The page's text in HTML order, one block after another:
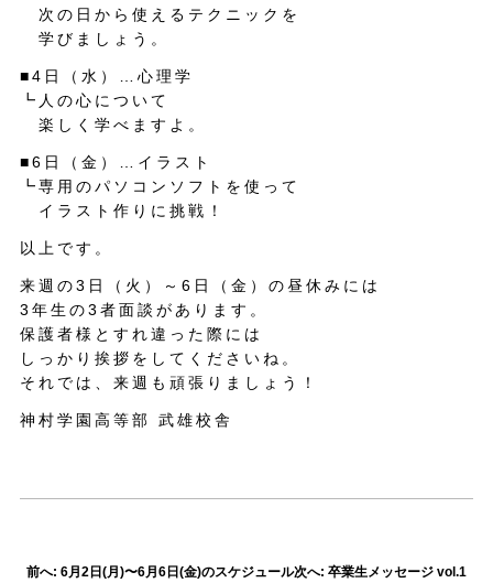
次の日から使えるテクニックを
学びましょう。
■4日（水）…心理学
┗人の心について
楽しく学べますよ。
■6日（金）…イラスト
┗専用のパソコンソフトを使って
イラスト作りに挑戦！
以上です。
来週の3日（火）～6日（金）の昼休みには
3年生の3者面談があります。
保護者様とすれ違った際には
しっかり挨拶をしてくださいね。
それでは、来週も頑張りましょう！
神村学園高等部 武雄校舎
前へ: 6月2日(月)〜6月6日(金)のスケジュール次へ: 卒業生メッセージ vol.1